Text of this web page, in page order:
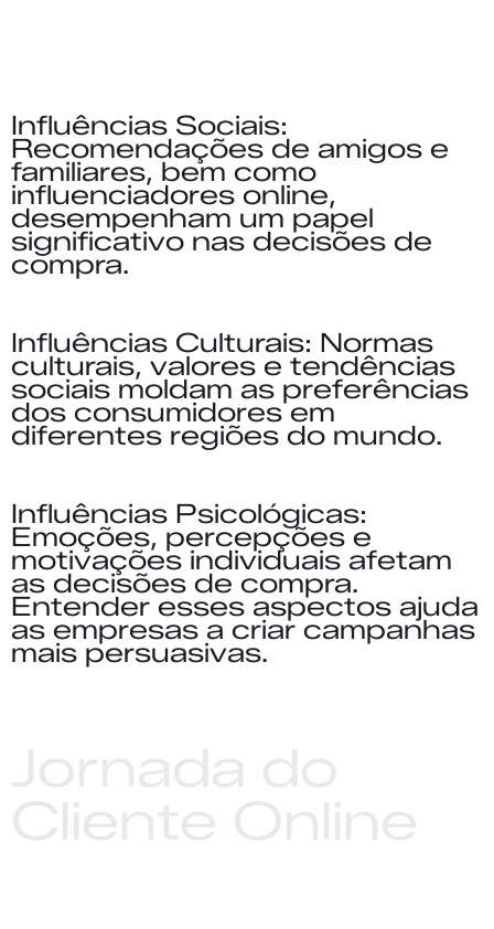
Influências Sociais:
Recomendações de amigos e
familiares, bem como
influenciadores online,
desempenham um papel
significativo nas decisões de
compra.
Influências Culturais: Normas
culturais, valores e tendências
sociais moldam as preferências
dos consumidores em
diferentes regiões do mundo.
Influências Psicológicas:
Emoções, percepções e
motivações individuais afetam
as decisões de compra.
Entender esses aspectos ajuda
as empresas a criar campanhas
mais persuasivas.